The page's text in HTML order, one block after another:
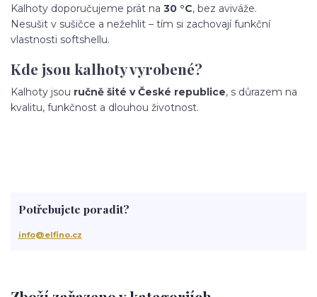
Kalhoty doporučujeme prát na 30 °C, bez aviváže.
Nesušit v sušičce a nežehlit – tím si zachovají funkční
vlastnosti softshellu.
Kde jsou kalhoty vyrobené?
Kalhoty jsou ručně šité v České republice, s důrazem na
kvalitu, funkčnost a dlouhou životnost.
Potřebujete poradit?
info@elfino.cz